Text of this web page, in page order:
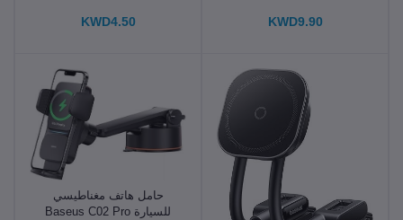
KWD9.90
KWD4.50
حامل هاتف مغناطيسي
للسيارة Baseus C02 Pro